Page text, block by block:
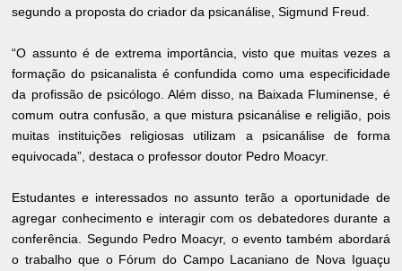
segundo a proposta do criador da psicanálise, Sigmund Freud.
“O assunto é de extrema importância, visto que muitas vezes a
formação do psicanalista é confundida como uma especificidade
da profissão de psicólogo. Além disso, na Baixada Fluminense, é
comum outra confusão, a que mistura psicanálise e religião, pois
muitas instituições religiosas utilizam a psicanálise de forma
equivocada”, destaca o professor doutor Pedro Moacyr.
Estudantes e interessados no assunto terão a oportunidade de
agregar conhecimento e interagir com os debatedores durante a
conferência. Segundo Pedro Moacyr, o evento também abordará
o trabalho que o Fórum do Campo Lacaniano de Nova Iguaçu